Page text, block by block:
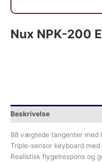
Nux NPK-200
Beskrivelse
88 vægtede tangenter med
Triple-sensor keyboard
Realistisk flygelrespons og